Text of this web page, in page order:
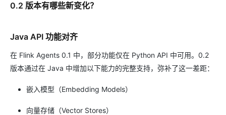
0.2 版本有哪些新变化？
Java API 功能对齐
在 Flink Agents 0.1 中，部分功能仅在 Python API 中可用。0.2
版本通过在 Java 中增加以下能力的完整支持，弥补了这一差距：
嵌入模型（Embedding Models）
向量存储（Vector Stores）